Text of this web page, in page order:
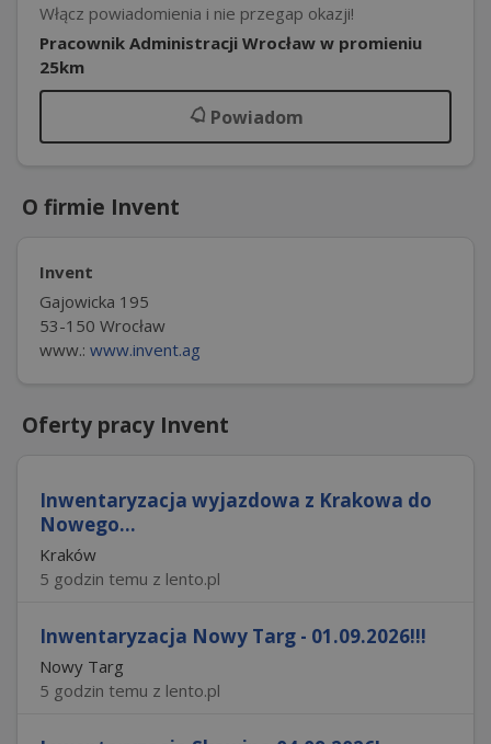
Włącz powiadomienia i nie przegap okazji!
Pracownik Administracji Wrocław w promieniu
25km
Powiadom
O firmie Invent
Invent
Gajowicka 195
53-150 Wrocław
www.: www.invent.ag
Oferty pracy Invent
Inwentaryzacja wyjazdowa z Krakowa do
Nowego...
Kraków
5 godzin temu z lento.pl
Inwentaryzacja Nowy Targ - 01.09.2026!!!
Nowy Targ
5 godzin temu z lento.pl